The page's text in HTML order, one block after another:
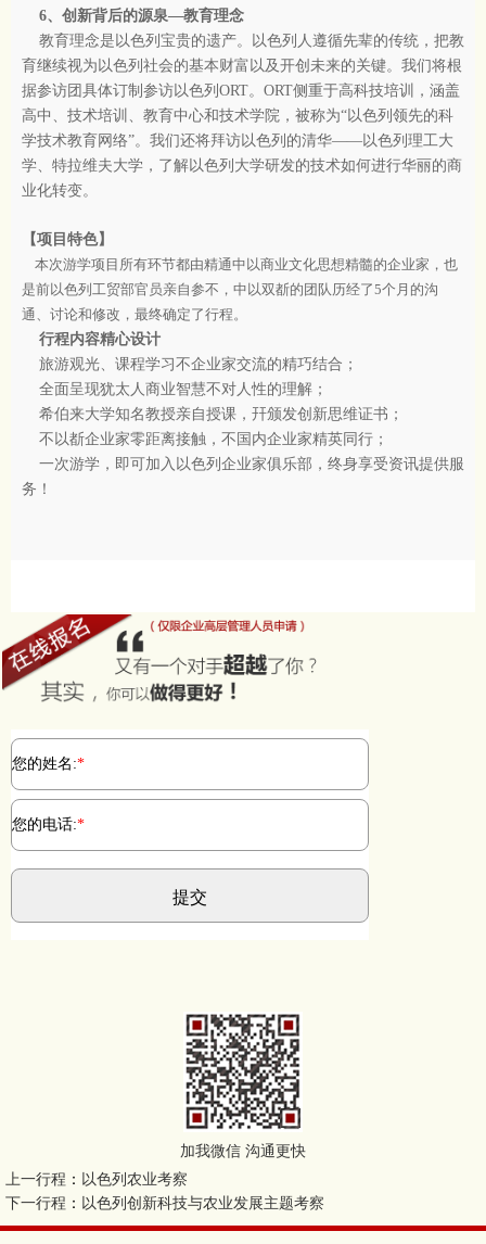
6、创新背后的源泉—教育理念
教育理念是以色列宝贵的遗产。以色列人遵循先辈的传统，把教
育继续视为以色列社会的基本财富以及开创未来的关键。我们将根
据参访团具体订制参访以色列ORT。ORT侧重于高科技培训，涵盖
高中、技术培训、教育中心和技术学院，被称为“以色列领先的科
学技术教育网络”。我们还将拜访以色列的清华——以色列理工大
学、特拉维夫大学，了解以色列大学研发的技术如何进行华丽的商
业化转变。
【项目特色】
本次游学项目所有环节都由精通中以商业文化思想精髓的企业家，也
是前以色列工贸部官员亲自参不，中以双斱的团队历经了5个月的沟
通、讨论和修改，最终确定了行程。
行程内容精心设计
旅游观光、课程学习不企业家交流的精巧结合；
全面呈现犹太人商业智慧不对人性的理解；
希伯来大学知名教授亲自授课，幵颁发创新思维证书；
不以斱企业家零距离接触，不国内企业家精英同行；
一次游学，即可加入以色列企业家俱乐部，终身享受资讯提供服
务！
加我微信 沟通更快
上一行程 ： 以色列农业考察
下一行程 ： 以色列创新科技与农业发展主题考察